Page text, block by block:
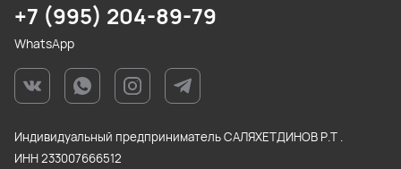
+7 (995) 204-89-79
WhatsApp
Индивидуальный предприниматель САЛЯХЕТДИНОВ Р.Т .
ИНН 233007666512